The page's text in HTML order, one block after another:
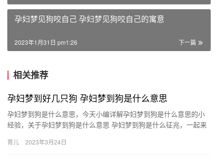
孕妇梦见狗咬自己 孕妇梦见狗咬自己的寓意
下一篇
2023年1月31日 pm1:26
相关推荐
孕妇梦到好几只狗 孕妇梦到狗是什么意思
孕妇梦到狗是什么意思，今天小编详解孕妇梦到狗是什么意思的小
经验，关于孕妇梦到狗是什么意思 孕妇梦到狗是什么征兆，一起来
孕…
育儿 2023年3月24日